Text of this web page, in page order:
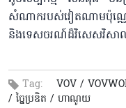
សំណាករបស់វៀតណាមប៉ុណ្ណោ
និងទេសចរណ៍ដ៏វិសេសវិស
Tag: VOV /
/ ច្នៃប្រឌិត / ហាណូយ